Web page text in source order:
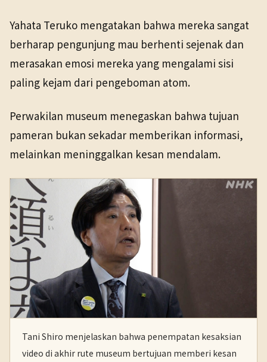
Yahata Teruko mengatakan bahwa mereka sangat
berharap pengunjung mau berhenti sejenak dan
merasakan emosi mereka yang mengalami sisi
paling kejam dari pengeboman atom.
Perwakilan museum menegaskan bahwa tujuan
pameran bukan sekadar memberikan informasi,
melainkan meninggalkan kesan mendalam.
Tani Shiro menjelaskan bahwa penempatan kesaksian
video di akhir rute museum bertujuan memberi kesan